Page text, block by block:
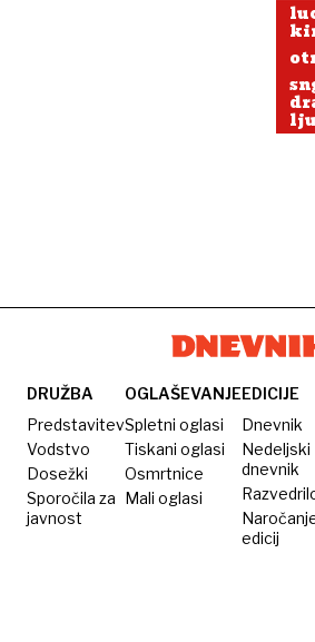
DRUŽBA
Predstavitev
Vodstvo
Dosežki
Sporočila za
javnost
OGLAŠEVANJE
Spletni oglasi
Tiskani oglasi
Osmrtnice
Mali oglasi
EDICIJE
Dnevnik
Nedeljski
dnevnik
edicij